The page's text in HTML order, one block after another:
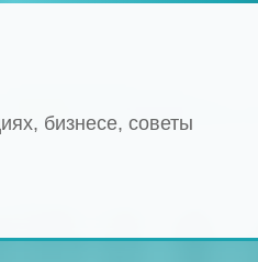
бизнесе, советы